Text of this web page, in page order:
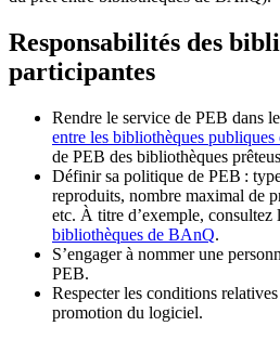
Responsabilités des
participantes
Rendre le service de PEB dans
entre les bibliothèques publiques
de PEB des bibliothèques
Définir sa politique de PEB :
reproduits, nombre maximal de
etc. À titre d’exemple, consultez
bibliothèques de BAnQ.
S’engager à nommer une
PEB.
Respecter les conditions
promotion du logiciel.